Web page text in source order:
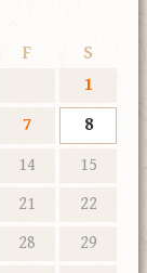
F
S
1
7
8
14
15
21
22
28
29